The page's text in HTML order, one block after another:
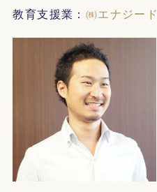
教育支援業： ㈱エナジード